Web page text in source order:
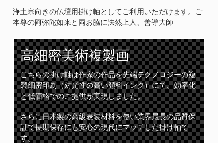
浄土宗向きの仏壇用掛け軸としてご利用いただけます。ご
本尊の阿弥陀如来と両お脇に法然上人、善導大師
高細密美術複製画
こちらの掛け軸は作家の作品を先端テクノロジーの複
製細密印刷（対光性の高い顔料インク）にて、効率化
と低価格でのご提供が実現しました。
さらに日本製の高級表装材料を使い業界最長の品質保
証で長期保存にも安心の現代にマッチした掛け軸で
す。